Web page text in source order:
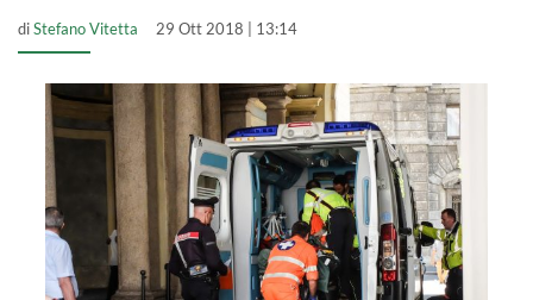
diStefano Vitetta 29 Ott 2018 | 13:14